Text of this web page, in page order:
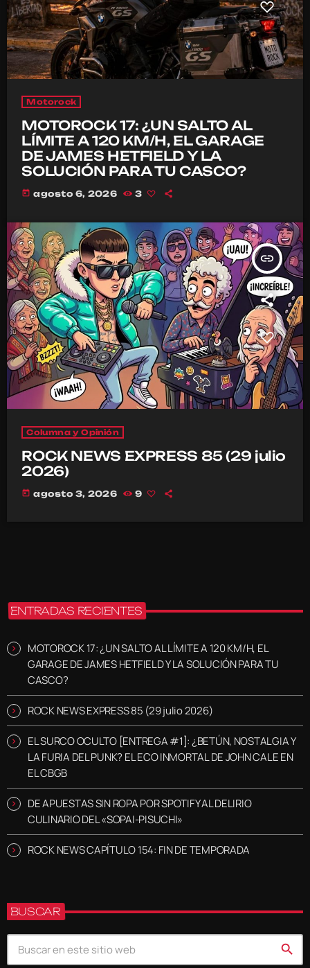
Motorock
MOTOROCK 17: ¿UN SALTO AL
LÍMITE A 120 KM/H, EL GARAGE
DE JAMES HETFIELD Y LA
SOLUCIÓN PARA TU CASCO?
today agosto 6, 2026 3
insert_link
Columna y Opinión
ROCK NEWS EXPRESS 85 (29 julio
2026)
today agosto 3, 2026 9
ENTRADAS RECIENTES
MOTOROCK 17: ¿UN SALTO AL LÍMITE A 120 KM/H, EL
GARAGE DE JAMES HETFIELD Y LA SOLUCIÓN PARA TU
CASCO?
ROCK NEWS EXPRESS 85 (29 julio 2026)
EL SURCO OCULTO [ENTREGA #1]: ¿BETÚN, NOSTALGIA Y
LA FURIA DEL PUNK? EL ECO INMORTAL DE JOHN CALE EN
EL CBGB
DE APUESTAS SIN ROPA POR SPOTIFY AL DELIRIO
CULINARIO DEL «SOPAI-PISUCHI»
ROCK NEWS CAPÍTULO 154: FIN DE TEMPORADA
BUSCAR
search